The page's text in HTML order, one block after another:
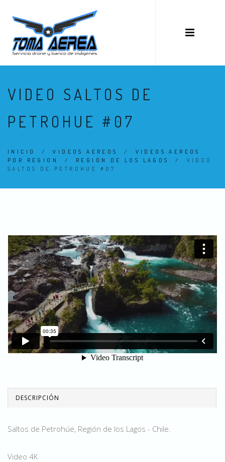
VIDEO SALTOS DE
PETROHUE #07
INICIO /VIDEOS AEREOS / VIDEOS AEREOS
POR REGION
/ REGIÓN DE LOS LAGOS / VIDEO
SALTOS DE PETROHUE #07
DESCRIPCIÓN
Saltos de Petrohúe, Región de los Lagos - Chile.
Video 4K